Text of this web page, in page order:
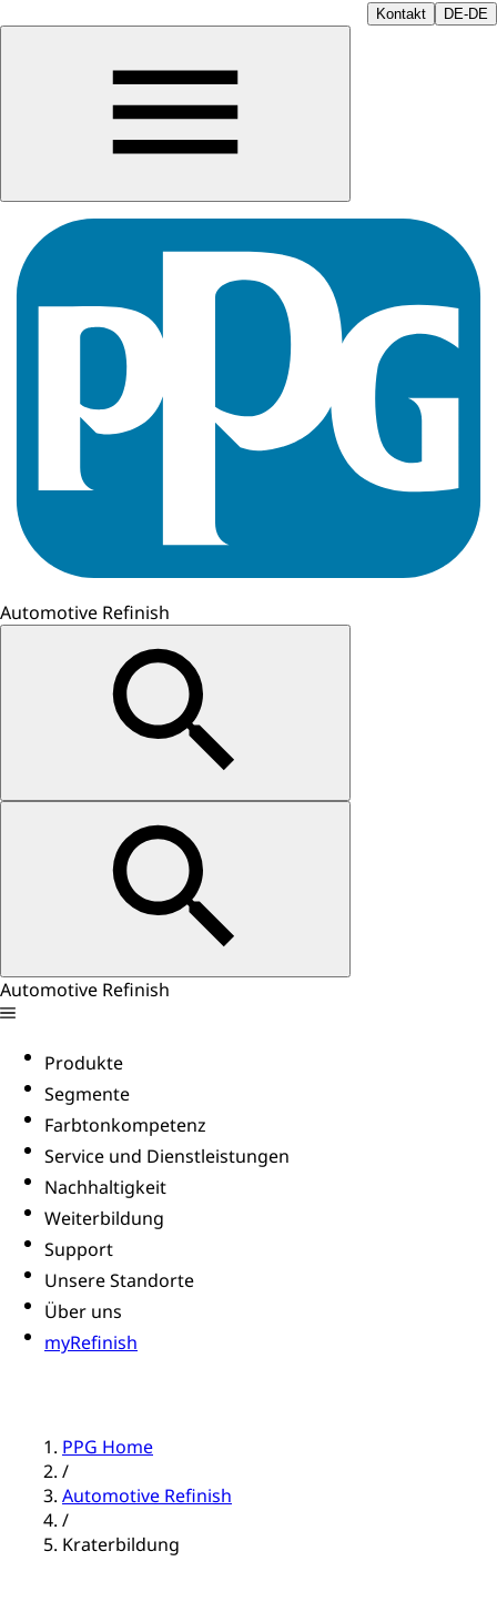
Kontakt DE-DE
Automotive Refinish
Automotive Refinish
Produkte
Segmente
Farbtonkompetenz
Service und Dienstleistungen
Nachhaltigkeit
Weiterbildung
Support
Unsere Standorte
Über uns
myRefinish
PPG Home
/
Automotive Refinish
/
Kraterbildung